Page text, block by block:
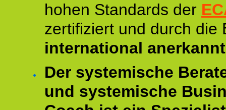
hohen Standards der
zertifiziert und durch die
international
Der systemische
und systemische